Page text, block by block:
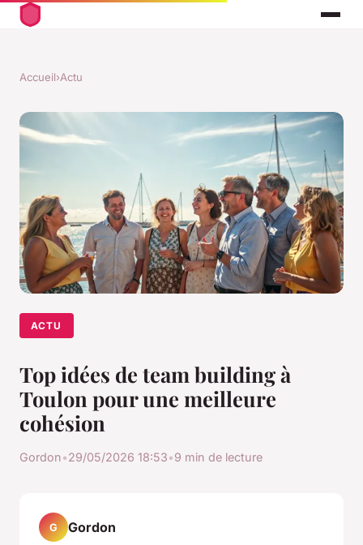
Accueil›Actu
ACTU
Top idées de team building à
Toulon pour une meilleure
cohésion
Gordon•29/05/2026 18:53•9 min de lecture
G Gordon